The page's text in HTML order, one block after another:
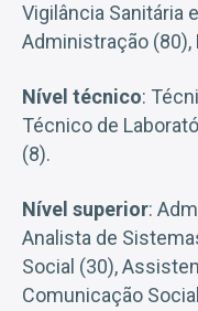
Vigilância Sanitária
Administração (80),
Nível técnico:
Técnico de
(8).
Nível superior:
Analista de
Social (30),
Comunicação